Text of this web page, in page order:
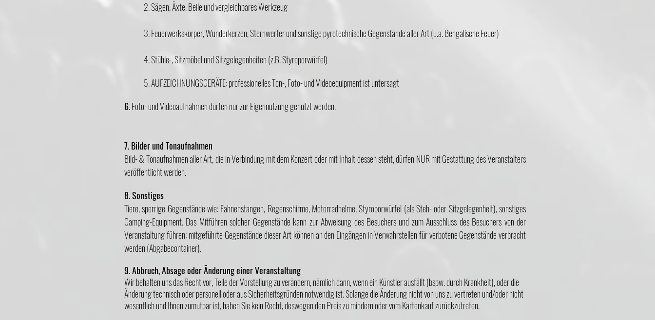
2. Sägen, Äxte, Beile und vergleichbares Werkzeug
3. Feuerwerkskörper, Wunderkerzen, Sternwerfer und sonstige pyrotechnische Gegenstände aller Art (u.a. Bengalische Feuer)
4. Stühle-, Sitzmöbel und Sitzgelegenheiten (z.B. Styroporwürfel)
5. AUFZEICHNUNGSGERÄTE: professionelles Ton-, Foto- und Videoequipment ist untersagt
6.Foto- und Videoaufnahmen dürfen nur zur Eigennutzung genutzt werden.
7. Bilder und Tonaufnahmen
Bild- & Tonaufnahmen aller Art, die in Verbindung mit dem Konzert oder mit Inhalt dessen steht, dürfen NUR mit Gestattung des Veranstalters
veröffentlicht werden.
8. Sonstiges
Tiere, sperrige Gegenstände wie: Fahnenstangen, Regenschirme, Motorradhelme, Styroporwürfel (als Steh- oder Sitzgelegenheit), sonstiges
Camping-Equipment. Das Mitführen solcher Gegenstände kann zur Abweisung des Besuchers und zum Ausschluss des Besuchers von der
Veranstaltung führen; mitgeführte Gegenstände dieser Art können an den Eingängen in Verwahrstellen für verbotene Gegenstände verbracht
werden (Abgabecontainer).
9. Abbruch, Absage oder Änderung einer Veranstaltung
Wir behalten uns das Recht vor, Teile der Vorstellung zu verändern, nämlich dann, wenn ein Künstler ausfällt (bspw. durch Krankheit), oder die
Änderung technisch oder personell oder aus Sicherheitsgründen notwendig ist. Solange die Änderung nicht von uns zu vertreten und/oder nicht
wesentlich und Ihnen zumutbar ist, haben Sie kein Recht, deswegen den Preis zu mindern oder vom Kartenkauf zurückzutreten.